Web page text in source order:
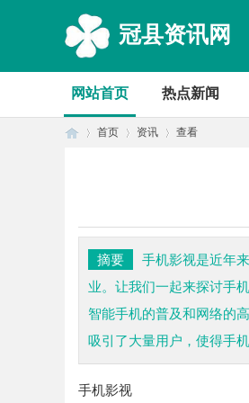
冠县资讯网
网站首页 热点新闻
首页 资讯 查看
摘要
手机影视是近年
业。让我们一起来探讨手
智能手机的普及和网络的
吸引了大量用户，使得手
手机影视